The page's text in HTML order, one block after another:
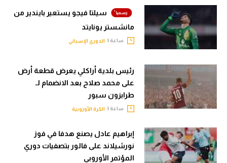
سيلتا فيجو يستعير بايندير من
مانشستر يونايتد
ساعة | الدوري الإسباني
رئيس بلدية أراكلي يعرض قطعة أرض
على محمد صلاح بعد الانضمام لـ
طرابزون سبور
ساعة | الكرة الأوروبية
إبراهيم عادل يصنع هدفا في فوز
نورشيلاند على فالور بتصفيات دوري
المؤتمر الأوروبي